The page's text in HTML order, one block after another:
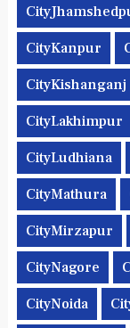
CityKanpur
CityKishanganj
CityLakhimpur
CityLudhiana
CityMathura
CityMirzapur
CityNagore
CityNoida